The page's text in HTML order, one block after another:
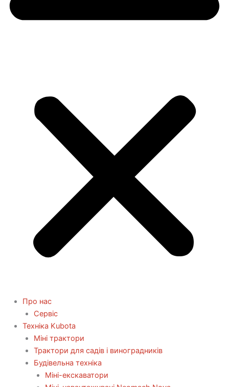
Про нас
Сервіс
Технiка Kubota
Міні трактори
Трактори для садів і виноградників
Будівельна техніка
Міні-екскаватори